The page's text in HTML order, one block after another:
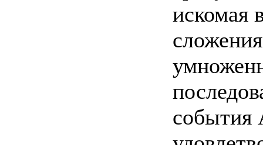
искомая
события